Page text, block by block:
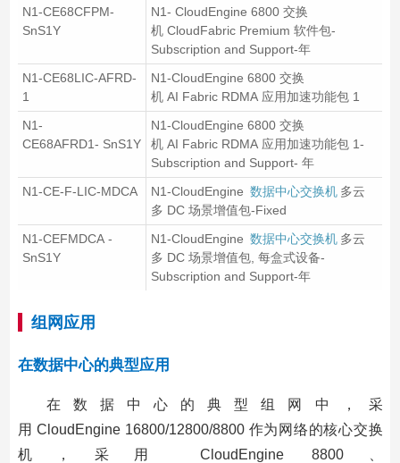
N1-CE68CFPM-
SnS1Y
N1- CloudEngine 6800 交换
机 CloudFabric Premium 软件包-
Subscription and Support-年
N1-CE68LIC-AFRD-
1
N1-CloudEngine 6800 交换
机 AI Fabric RDMA 应用加速功能包 1
N1-
CE68AFRD1- SnS1Y
N1-CloudEngine 6800 交换
机 AI Fabric RDMA 应用加速功能包 1-
Subscription and Support- 年
N1-CE-F-LIC-MDCA
N1-CloudEngine 数据中心交换机 多云
多 DC 场景增值包-Fixed
N1-CEFMDCA -
SnS1Y
N1-CloudEngine 数据中心交换机 多云
多 DC 场景增值包, 每盒式设备-
Subscription and Support-年
组网应用
在数据中心的典型应用
在数据中心的典型组网中，采
用 CloudEngine 16800/12800/8800 作为网络的核心交换
机，采用 CloudEngine 8800、